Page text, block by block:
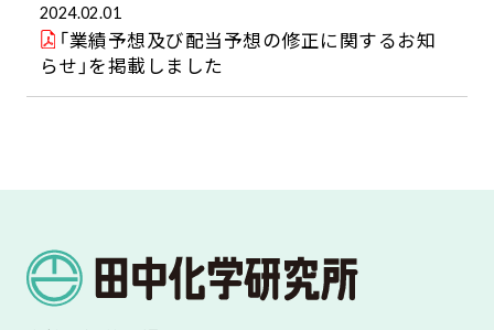
2024.02.01
「業績予想及び配当予想の修正に関するお知
らせ」を掲載しました